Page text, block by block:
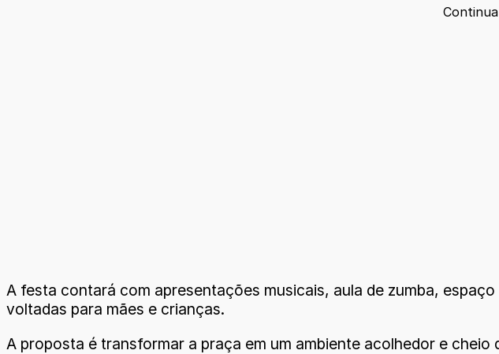
A festa contará com apresentações musicais, aula de zumba,
voltadas para mães e crianças.
A proposta é transformar a praça em um ambiente acolhedor e